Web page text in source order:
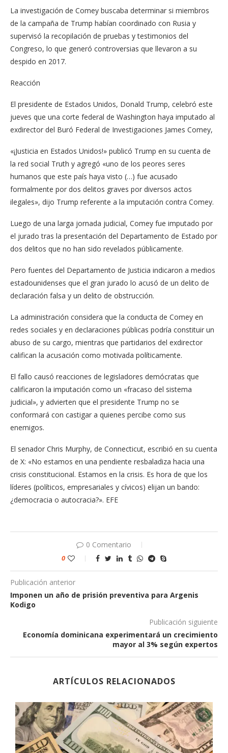
La investigación de Comey buscaba determinar si miembros
de la campaña de Trump habían coordinado con Rusia y
supervisó la recopilación de pruebas y testimonios del
Congreso, lo que generó controversias que llevaron a su
despido en 2017.
Reacción
El presidente de Estados Unidos, Donald Trump, celebró este
jueves que una corte federal de Washington haya imputado al
exdirector del Buró Federal de Investigaciones James Comey,
«¡Justicia en Estados Unidos!» publicó Trump en su cuenta de
la red social Truth y agregó «uno de los peores seres
humanos que este país haya visto (…) fue acusado
formalmente por dos delitos graves por diversos actos
ilegales», dijo Trump referente a la imputación contra Comey.
Luego de una larga jornada judicial, Comey fue imputado por
el jurado tras la presentación del Departamento de Estado por
dos delitos que no han sido revelados públicamente.
Pero fuentes del Departamento de Justicia indicaron a medios
estadounidenses que el gran jurado lo acusó de un delito de
declaración falsa y un delito de obstrucción.
La administración considera que la conducta de Comey en
redes sociales y en declaraciones públicas podría constituir un
abuso de su cargo, mientras que partidarios del exdirector
califican la acusación como motivada políticamente.
El fallo causó reacciones de legisladores demócratas que
calificaron la imputación como un «fracaso del sistema
judicial», y advierten que el presidente Trump no se
conformará con castigar a quienes percibe como sus
enemigos.
El senador Chris Murphy, de Connecticut, escribió en su cuenta
de X: «No estamos en una pendiente resbaladiza hacia una
crisis constitucional. Estamos en la crisis. Es hora de que los
líderes (políticos, empresariales y cívicos) elijan un bando:
¿democracia o autocracia?». EFE
0 Comentario
0
Publicación anterior
Imponen un año de prisión preventiva para Argenis
Kodigo
Publicación siguiente
Economía dominicana experimentará un crecimiento
mayor al 3% según expertos
ARTÍCULOS RELACIONADOS